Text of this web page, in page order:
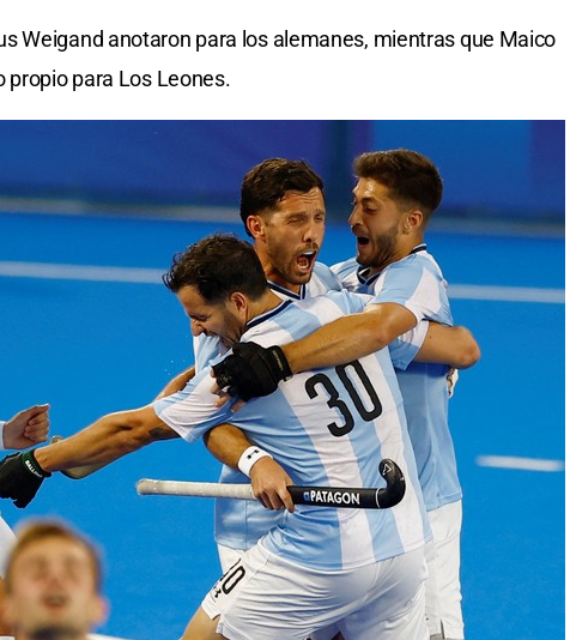
Weigand anotaron para los alemanes, mientras que Maico
propio para Los Leones.